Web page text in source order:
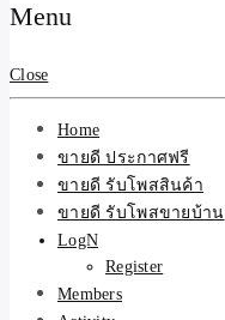
Menu
Close
Home
ขายดี ประกาศฟรี
ขายดี รับโพสสินค้า
ขายดี รับโพสขายบ้าน
LogN
Register
Members